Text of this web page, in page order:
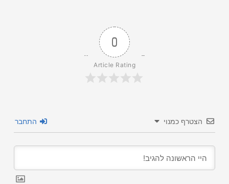
0
Article Rating
הצטרף כמנוי התחבר